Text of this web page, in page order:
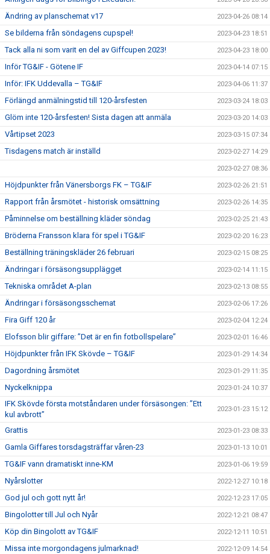
Ändring av planschemat v17 2023-04-26 08:14
Se bilderna från söndagens cupspel! 2023-04-23 18:51
Tack alla ni som varit en del av Giffcupen 2023! 2023-04-23 18:00
Inför TG&IF - Götene IF 2023-04-14 07:15
Inför: IFK Uddevalla – TG&IF 2023-04-06 11:37
Förlängd anmälningstid till 120-årsfesten 2023-03-24 18:03
Glöm inte 120-årsfesten! Sista dagen att anmäla 2023-03-20 14:03
Vårtipset 2023 2023-03-15 07:34
Tisdagens match är inställd 2023-02-27 14:29
2023-02-27 08:36
Höjdpunkter från Vänersborgs FK – TG&IF 2023-02-26 21:51
Rapport från årsmötet - historisk omsättning 2023-02-26 14:35
Påminnelse om beställning kläder söndag 2023-02-25 21:43
Bröderna Fransson klara för spel i TG&IF 2023-02-20 16:23
Beställning träningskläder 26 februari 2023-02-15 08:25
Ändringar i försäsongsupplägget 2023-02-14 11:15
Tekniska området A-plan 2023-02-13 08:55
Ändringar i försäsongsschemat 2023-02-06 17:26
Fira Giff 120 år 2023-02-04 12:24
Elofsson blir giffare: ”Det är en fin fotbollspelare” 2023-02-01 16:46
Höjdpunkter från IFK Skövde – TG&IF 2023-01-29 14:34
Dagordning årsmötet 2023-01-29 11:35
Nyckelknippa 2023-01-24 10:37
IFK Skövde första motståndaren under försäsongen: ”Ett
kul avbrott”
2023-01-23 15:12
Grattis 2023-01-23 08:33
Gamla Giffares torsdagsträffar våren-23 2023-01-13 10:01
TG&IF vann dramatiskt inne-KM 2023-01-06 19:59
Nyårslotter 2022-12-27 10:18
God jul och gott nytt år! 2022-12-23 17:05
Bingolotter till Jul och Nyår 2022-12-21 08:47
Köp din Bingolott av TG&IF 2022-12-11 10:51
Missa inte morgondagens julmarknad! 2022-12-09 14:54